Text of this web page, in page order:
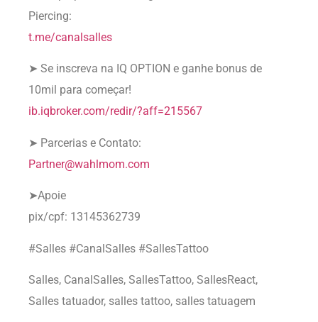
Piercing:
t.me/canalsalles
➤ Se inscreva na IQ OPTION e ganhe bonus de
10mil para começar!
ib.iqbroker.com/redir/?aff=215567
➤ Parcerias e Contato:
Partner@wahlmom.com
➤Apoie
pix/cpf: 13145362739
#Salles #CanalSalles #SallesTattoo
Salles, CanalSalles, SallesTattoo, SallesReact,
Salles tatuador, salles tattoo, salles tatuagem